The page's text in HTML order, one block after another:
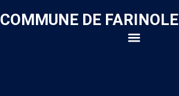
COMMUNE DE FARINOLE